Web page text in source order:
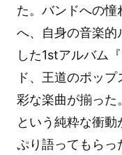
た。バンドへの
へ、自身の音楽的
した1stアルバム
ド、王道のポッ
彩な楽曲が揃った
という純粋な衝
ぷり語ってもらっ